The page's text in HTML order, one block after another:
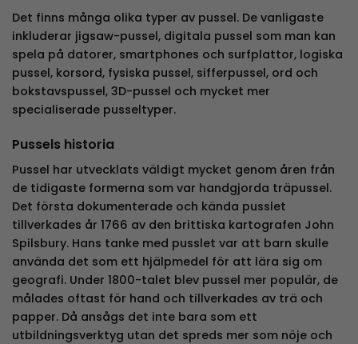
Det finns många olika typer av pussel. De vanligaste
inkluderar jigsaw-pussel, digitala pussel som man kan
spela på datorer, smartphones och surfplattor, logiska
pussel, korsord, fysiska pussel, sifferpussel, ord och
bokstavspussel, 3D-pussel och mycket mer
specialiserade pusseltyper.
Pussels historia
Pussel har utvecklats väldigt mycket genom åren från
de tidigaste formerna som var handgjorda träpussel.
Det första dokumenterade och kända pusslet
tillverkades år 1766 av den brittiska kartografen John
Spilsbury. Hans tanke med pusslet var att barn skulle
använda det som ett hjälpmedel för att lära sig om
geografi. Under 1800-talet blev pussel mer populär, de
målades oftast för hand och tillverkades av trä och
papper. Då ansågs det inte bara som ett
utbildningsverktyg utan det spreds mer som nöje och